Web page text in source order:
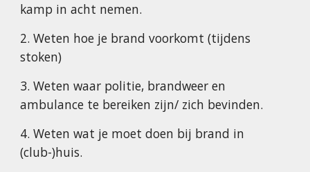
kamp in acht nemen.
2. Weten hoe je brand voorkomt (tijdens
stoken)
3. Weten waar politie, brandweer en
ambulance te bereiken zijn/ zich bevinden.
4. Weten wat je moet doen bij brand in
(club-)huis.